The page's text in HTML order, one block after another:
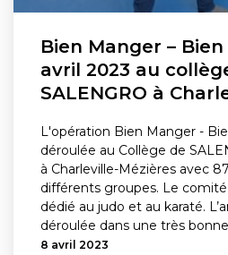
Bien Manger –
avril 2023 au
SALENGRO à
L'opération Bien Manger -
déroulée au Collège de
à Charleville-Mézières avec
différents groupes. Le
dédié au judo et au karaté.
déroulée dans une très
8 avril 2023